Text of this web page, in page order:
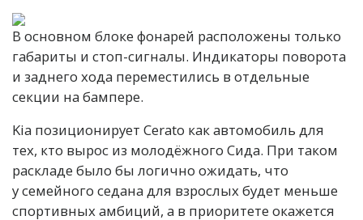
В основном блоке фонарей расположены только
габариты и стоп-сигналы. Индикаторы поворота
и заднего хода переместились в отдельные
секции на бампере.
Kia позиционирует Cerato как автомобиль для
тех, кто вырос из молодёжного Сида. При таком
раскладе было бы логично ожидать, что
у семейного седана для взрослых будет меньше
спортивных амбиций, а в приоритете окажется